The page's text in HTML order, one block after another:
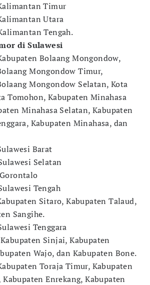
Timur
Utara
Tengah.
di Sulawesi
Bolaang Mongondow,
Mongondow Timur,
Mongondow Selatan, Kota
Tomohon, Kabupaten Minahasa
Minahasa Selatan, Kabupaten
Kabupaten Minahasa, dan
Barat
Selatan
Tengah
Sitaro, Kabupaten Talaud,
Sangihe.
Tenggara
Sinjai, Kabupaten
Wajo, dan Kabupaten Bone.
Toraja Timur, Kabupaten
Enrekang, Kabupaten